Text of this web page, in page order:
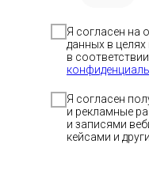
Я согласен на
данных в
в
Я согласен
и рекламные
и записями
кейсами и